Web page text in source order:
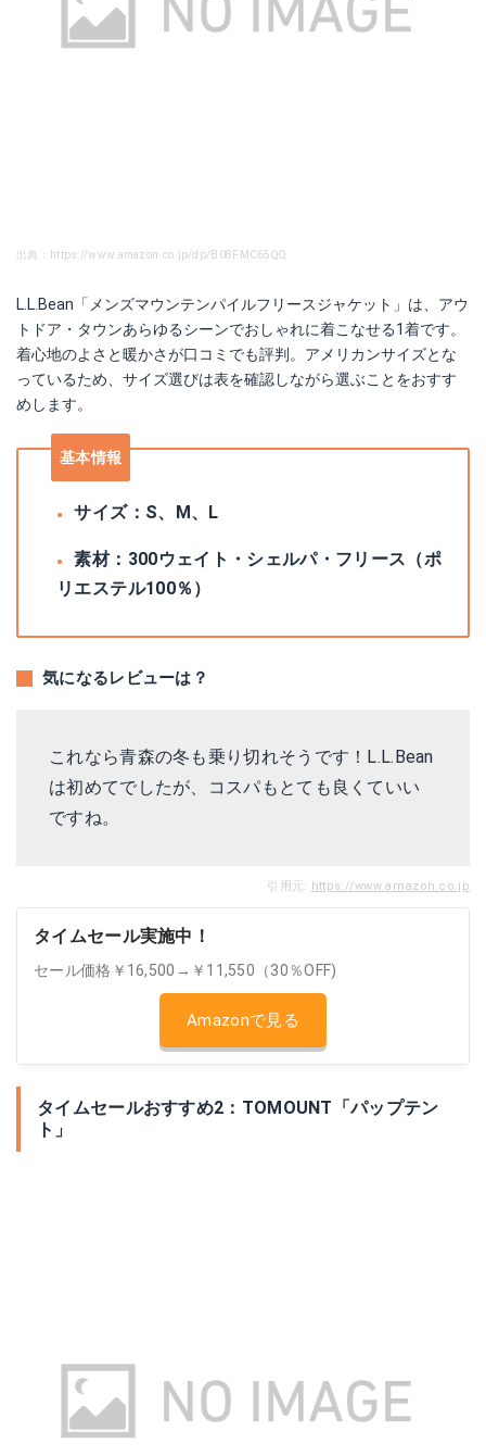
出典：https://www.amazon.co.jp/dp/B08FMC65QQ
L.L.Bean「メンズマウンテンパイルフリースジャケット」は、アウ
トドア・タウンあらゆるシーンでおしゃれに着こなせる1着です。
着心地のよさと暖かさが口コミでも評判。アメリカンサイズとな
っているため、サイズ選びは表を確認しながら選ぶことをおすす
めします。
基本情報
サイズ：S、M、L
素材：300ウェイト・シェルパ・フリース（ポ
リエステル100％）
気になるレビューは？
これなら青森の冬も乗り切れそうです！L.L.Bean
は初めてでしたが、コスパもとても良くていい
ですね。
引用元: https://www.amazon.co.jp
タイムセール実施中！
セール価格￥16,500→￥11,550（30％OFF)
Amazonで見る
タイムセールおすすめ2：TOMOUNT「パップテン
ト」